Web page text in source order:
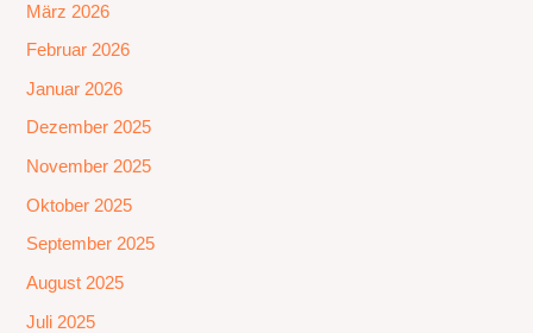
März 2026
Februar 2026
Januar 2026
Dezember 2025
November 2025
Oktober 2025
September 2025
August 2025
Juli 2025